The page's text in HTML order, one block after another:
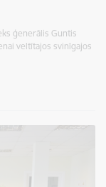
ģenerālis Guntis
veltītajos svinīgajos